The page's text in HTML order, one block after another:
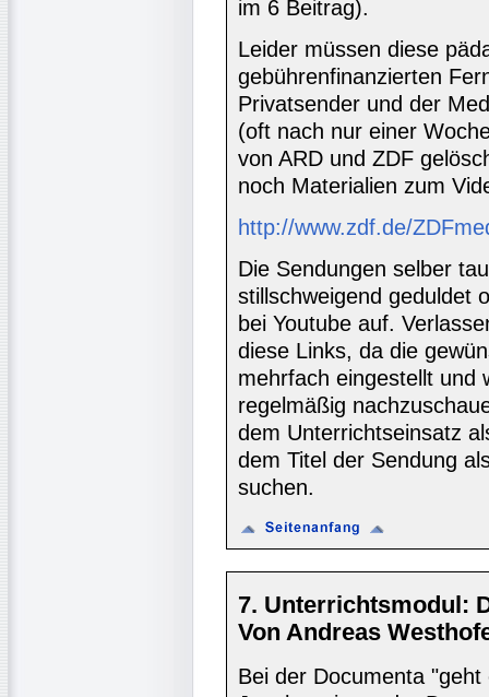
im 6 Beitrag).
Leider müssen diese
gebührenfinanzierten
Privatsender und der
(oft nach nur einer
von ARD und ZDF
noch Materialien zum
http://www.zdf.de/
Die Sendungen selber
stillschweigend geduldet
bei Youtube auf.
diese Links, da die
mehrfach eingestellt und
regelmäßig
dem Unterrichtseinsatz
dem Titel der Sendung
suchen.
7. Unterrichtsmodul:
Von Andreas
Bei der Documenta